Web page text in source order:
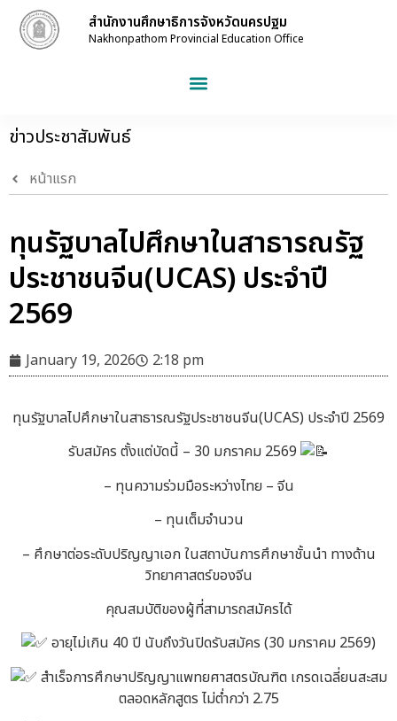
สำนักงานศึกษาธิการจังหวัดนครปฐม
Nakhonpathom Provincial Education Office
ข่าวประชาสัมพันธ์
หน้าแรก
ทุนรัฐบาลไปศึกษาในสาธารณรัฐ
ประชาชนจีน(UCAS) ประจำปี
2569
January 19, 2026 2:18 pm
ทุนรัฐบาลไปศึกษาในสาธารณรัฐประชาชนจีน(UCAS) ประจำปี 2569
รับสมัคร ตั้งแต่บัดนี้ – 30 มกราคม 2569
– ทุนความร่วมมือระหว่างไทย – จีน
– ทุนเต็มจำนวน
– ศึกษาต่อระดับปริญญาเอก ในสถาบันการศึกษาชั้นนำ ทางด้าน
วิทยาศาสตร์ของจีน
คุณสมบัติของผู้ที่สามารถสมัครได้
อายุไม่เกิน 40 ปี นับถึงวันปิดรับสมัคร (30 มกราคม 2569)
สำเร็จการศึกษาปริญญาแพทยศาสตรบัณฑิต เกรดเฉลี่ยนสะสม
ตลอดหลักสูตร ไม่ต่ำกว่า 2.75